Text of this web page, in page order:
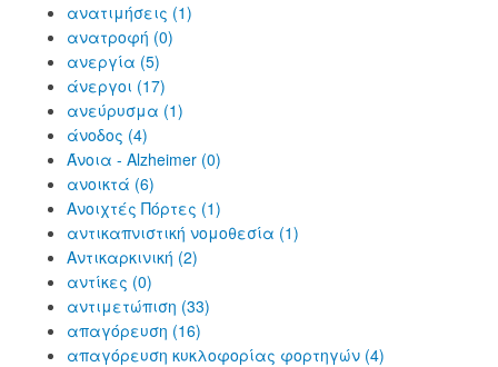
ανατιμήσεις (1)
ανατροφή (0)
ανεργία (5)
άνεργοι (17)
ανεύρυσμα (1)
άνοδος (4)
Άνοια - Alzheimer (0)
ανοικτά (6)
Ανοιχτές Πόρτες (1)
αντικαπνιστική νομοθεσία (1)
Αντικαρκινική (2)
αντίκες (0)
αντιμετώπιση (33)
απαγόρευση (16)
απαγόρευση κυκλοφορίας φορτηγών (4)